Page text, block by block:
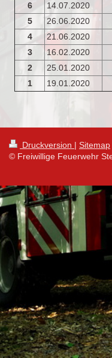
6
14.07.2020
5
26.06.2020
4
21.06.2020
3
16.02.2020
2
25.01.2020
1
19.01.2020
Druckversion | Sitemap
© Freiwillige Feuerwehr